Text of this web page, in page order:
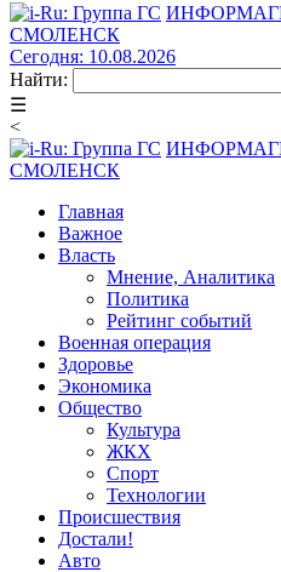
СМОЛЕНСК
Сегодня: 10.08.2026
Найти:
☰
<
СМОЛЕНСК
Главная
Важное
Власть
Мнение, Аналитика
Политика
Рейтинг событий
Военная операция
Здоровье
Экономика
Общество
Культура
ЖКХ
Спорт
Технологии
Происшествия
Достали!
Авто